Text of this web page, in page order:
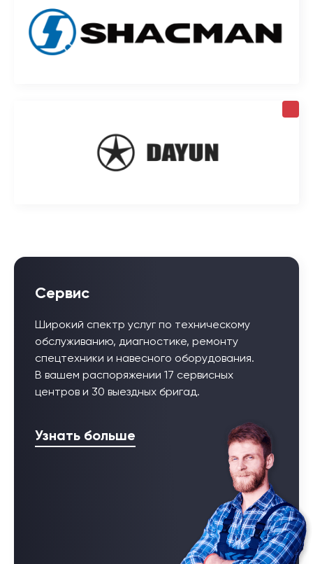
Сервис
Широкий спектр услуг по техническому
обслуживанию, диагностике, ремонту
спецтехники и навесного оборудования.
В вашем распоряжении 17 сервисных
центров и 30 выездных бригад.
Узнать больше